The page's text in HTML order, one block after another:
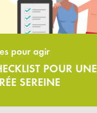
pour agir
POUR UNE
SEREINE